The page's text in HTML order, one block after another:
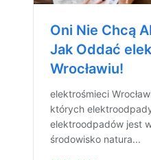
Oni Nie Chcą
Jak Oddać
Wrocławiu!
elektrośmieci
których
elektroodpadów jest
środowisko natura...